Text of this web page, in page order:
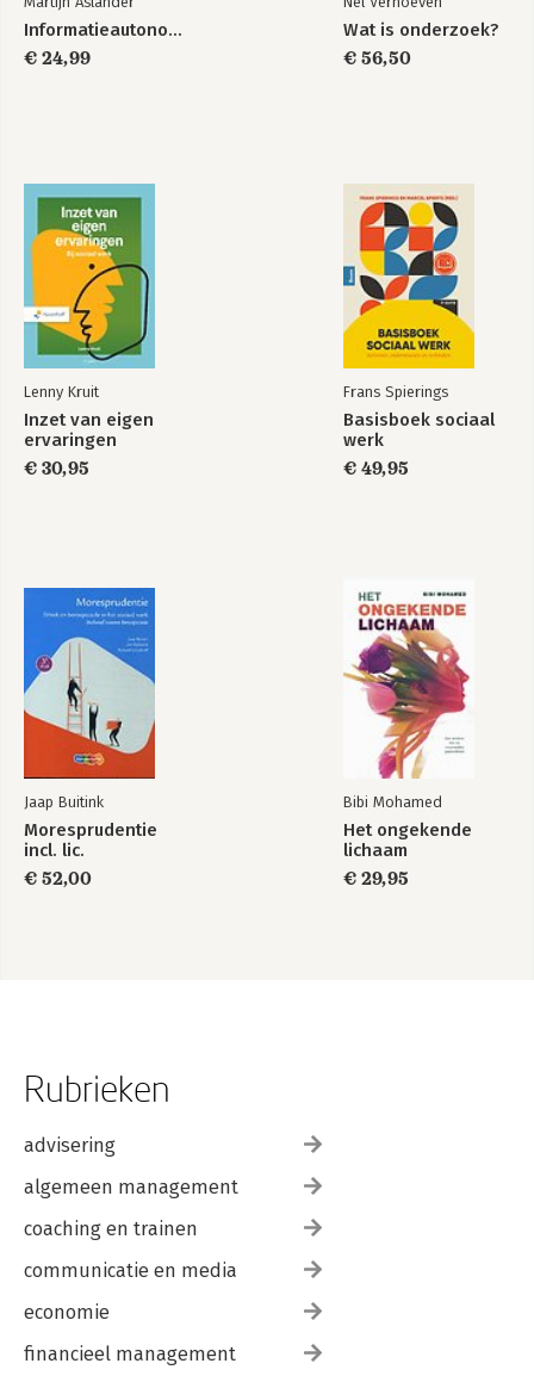
Bronnen
Informatieautonomie
€ 24,99
Wat is onderzoek?
€ 56,50
Lenny Kruit
Inzet van eigen
ervaringen
€ 30,95
Frans Spierings
Basisboek sociaal
werk
€ 49,95
Jaap Buitink
Moresprudentie
incl. lic.
€ 52,00
Bibi Mohamed
Het ongekende
lichaam
€ 29,95
Rubrieken
advisering
algemeen management
coaching en trainen
communicatie en media
economie
financieel management